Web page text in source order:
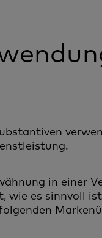
in einer
wie es sinnvoll